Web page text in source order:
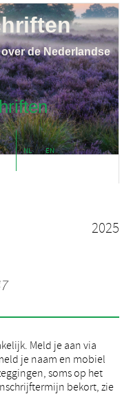
NL EN
de Nederlandse
2025
Meld je aan via
je naam en mobiel
soms op het
bekort, zie